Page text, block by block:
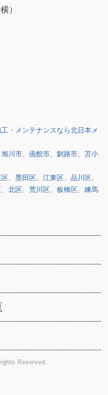
）
・メンテナンスなら北日本メ
川市、函館市、釧路市、苫小
、墨田区、江東区、品川区、
北区、荒川区、板橋区、練馬
Reserved.